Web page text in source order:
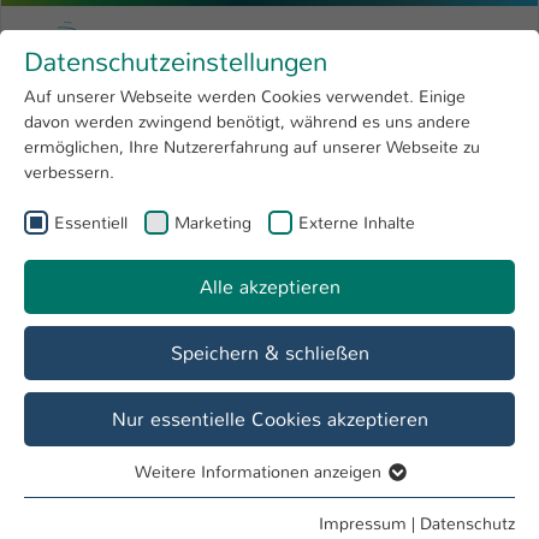
Menu
Forschung 4
Open submenu
Hochschule
International
Zum Hauptinhalt springen
Hochschule Kaiserslautern
Sie sind hier:
Labore
Fachbereich
Übersicht Studieninteressierte Studierende
Labor H 0.084 - Technische Akustik
Forschungsthemen
Reflexionsarmer Raum
Datenschutzeinstellungen
Auf unserer Webseite werden Cookies verwendet. Einige
davon werden zwingend benötigt, während es uns andere
ermöglichen, Ihre Nutzererfahrung auf unserer Webseite zu
verbessern.
Essentiell Marketing Externe Inhalte
Alle akzeptieren
Speichern & schließen
Nur essentielle Cookies akzeptieren
Essentielle Cookies werden für grundlegende Funktionen
Weitere Informationen anzeigen
Impressum | Datenschutz